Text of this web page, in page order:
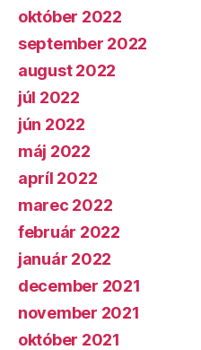
október 2022
september 2022
august 2022
júl 2022
jún 2022
máj 2022
apríl 2022
marec 2022
február 2022
január 2022
december 2021
november 2021
október 2021